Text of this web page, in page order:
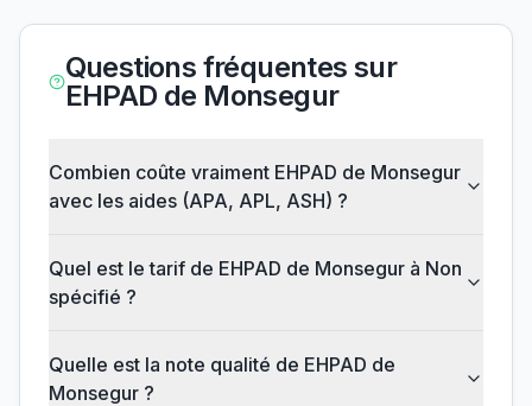
Questions fréquentes sur
EHPAD de Monsegur
Combien coûte vraiment EHPAD de Monsegur
avec les aides (APA, APL, ASH) ?
Quel est le tarif de EHPAD de Monsegur à Non
spécifié ?
Quelle est la note qualité de EHPAD de
Monsegur ?